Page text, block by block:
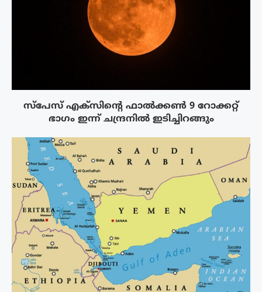
സ്‌പേസ് എക്‌സിൻ്റെ ഫാൽക്കൺ 9 റോക്കറ്റ്
ഭാഗം ഇന്ന് ചന്ദ്രനിൽ ഇടിച്ചിറങ്ങും